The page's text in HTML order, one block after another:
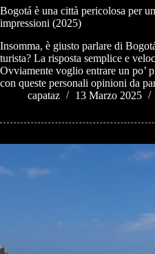
Bogotá è una città pericolosa per
impressioni (2025)
Insomma, è giusto parlare di
turista? La risposta semplice e
Ovviamente voglio entrare un po’
con queste personali opinioni da
capataz
13 Marzo 2025